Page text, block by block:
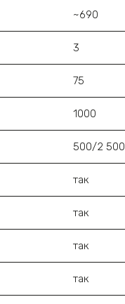
~690
3
75
1000
500/2 500
так
так
так
так